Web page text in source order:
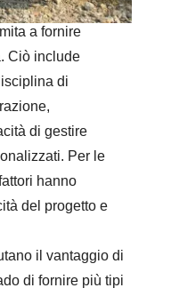
a fornire
Ciò include
di
di gestire
Per le
hanno
del progetto e
il vantaggio di
di fornire più tipi